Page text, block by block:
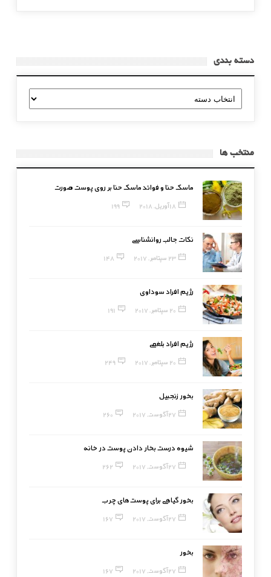
دسته بندی
دسته
بندی
منتخب ها
ماسک حنا و فوائد ماسک حنا بر روی پوست صورت
18 آوریل, 2018 199
نکات جالب روانشناسی
23 سپتامبر, 2017 148
رژیم افراد سوداوی
20 سپتامبر, 2017 191
رژیم افراد بلغمی
20 سپتامبر, 2017 249
بخور زنجبیل
27 آگوست, 2017 260
شیوه درست بخار دادن پوست در خانه
27 آگوست, 2017 262
بخور گیاهی برای پوست‌های چرب
27 آگوست, 2017 167
بخور
27 آگوست, 2017 167